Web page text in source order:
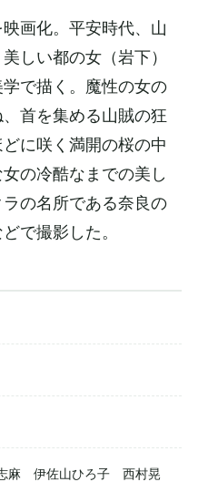
画化。平安時代、山
しい都の女（岩下）
で描く。魔性の女の
首を集める山賊の狂
に咲く満開の桜の中
の冷酷なまでの美し
の名所である奈良の
で撮影した。
麻 伊佐山ひろ子 西村晃